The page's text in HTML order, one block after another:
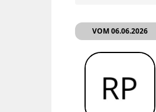
VOM 06.06.2026